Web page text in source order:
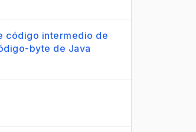
código intermedio de
byte de Java